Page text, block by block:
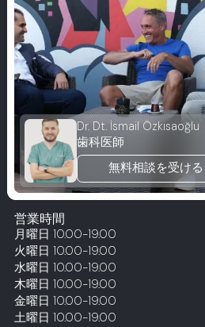
Dr. Dt. İsmail Özkısaoğlu
歯科医師
無料相談を受ける
営業時間
月曜日 10.00-19.00
火曜日 10.00-19.00
水曜日 10.00-19.00
木曜日 10.00-19.00
金曜日 10.00-19.00
土曜日 10.00-19.00